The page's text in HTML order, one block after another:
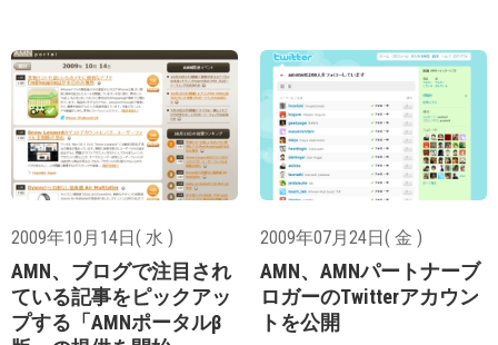
2009年10月14日( 水 )
AMN、ブログで注目され
ている記事をピックアッ
プする「AMNポータルβ
2009年07月24日( 金 )
AMN、AMNパートナーブ
ロガーのTwitterアカウン
トを公開